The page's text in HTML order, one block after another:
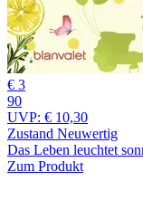
€ 3
90
UVP: € 10,30
Zustand Neuwertig
Das Leben leuchtet
Zum Produkt